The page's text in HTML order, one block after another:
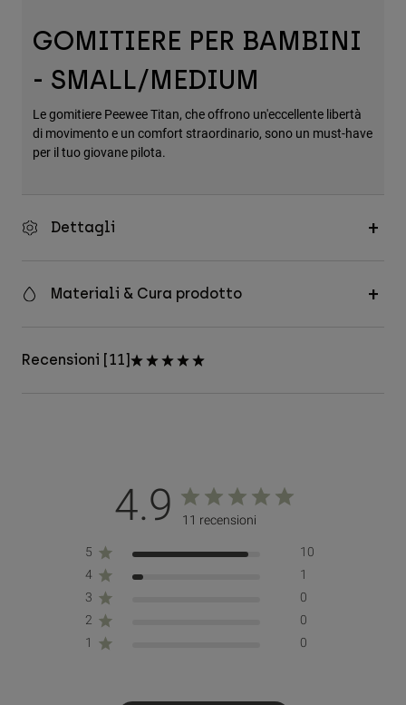
GOMITIERE PER BAMBINI
- SMALL/MEDIUM
Le gomitiere Peewee Titan, che offrono un'eccellente libertà
di movimento e un comfort straordinario, sono un must-have
per il tuo giovane pilota.
Dettagli
Materiali & Cura prodotto
Recensioni [11]
4.9 11 recensioni
5
10
4
1
3
0
2
0
1
0